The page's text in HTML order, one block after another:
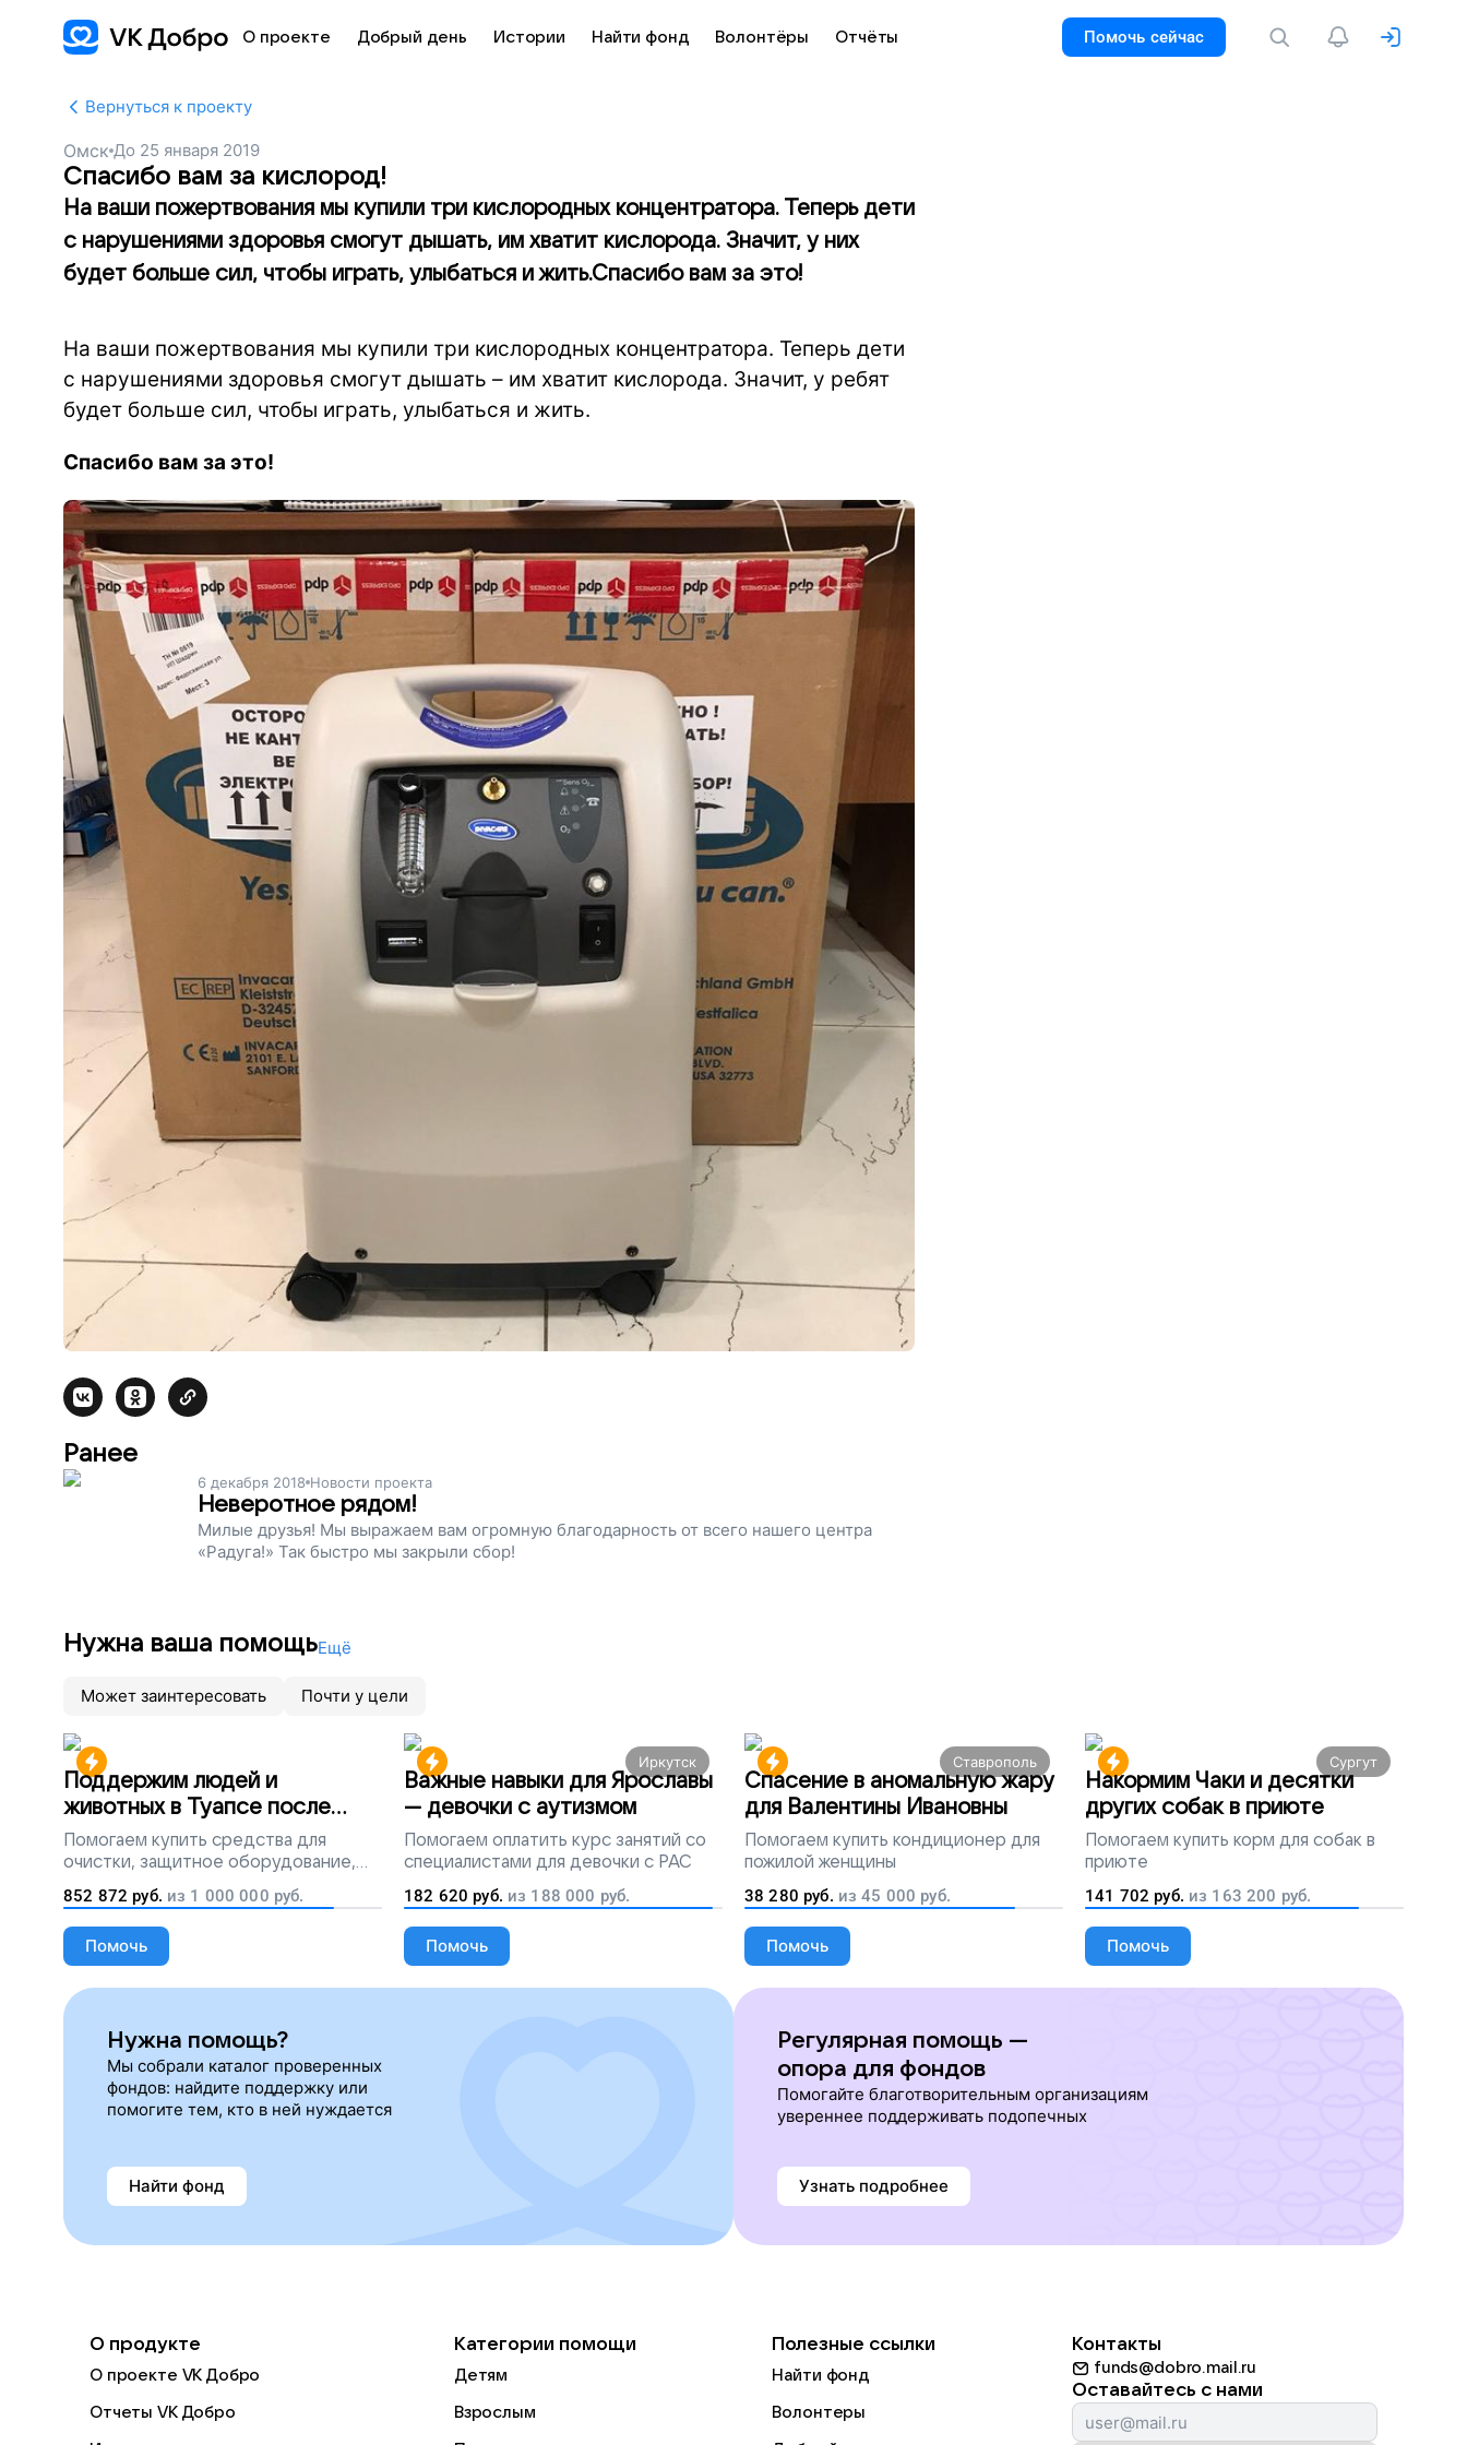
О проекте Добрый день Истории Найти фонд Волонтёры Отчёты Помочь сейчас
Вернуться к проекту
Омск До 25 января 2019
Спасибо вам за кислород!
На ваши пожертвования мы купили три кислородных концентратора. Теперь дети
с нарушениями здоровья смогут дышать, им хватит кислорода. Значит, у них
будет больше сил, чтобы играть, улыбаться и жить.Спасибо вам за это!
На ваши пожертвования мы купили три кислородных концентратора. Теперь дети
с нарушениями здоровья смогут дышать – им хватит кислорода. Значит, у ребят
будет больше сил, чтобы играть, улыбаться и жить.
Спасибо вам за это!
Ранее
6 декабря 2018 Новости проекта
Неверотное рядом!
Милые друзья! Мы выражаем вам огромную благодарность от всего нашего центра
«Радуга!» Так быстро мы закрыли сбор!
Нужна ваша помощьЕщё
Может заинтересовать Почти у цели
Поддержим людей и
животных в Туапсе после
разлива мазута
Помогаем купить средства для
очистки, защитное оборудование,
лекарства, корм и предметы первой
необходимости
852 872 руб. из 1 000 000 руб.
Помочь
Иркутск
Важные навыки для Ярославы
— девочки с аутизмом
Помогаем оплатить курс занятий со
специалистами для девочки с РАС
182 620 руб. из 188 000 руб.
Помочь
Ставрополь
Спасение в аномальную жару
для Валентины Ивановны
Помогаем купить кондиционер для
пожилой женщины
38 280 руб. из45 000 руб.
Помочь
Сургут
Накормим Чаки и десятки
других собак в приюте
Помогаем купить корм для собак в
приюте
141 702 руб. из 163 200 руб.
Помочь
Нужна помощь?
Мы собрали каталог проверенных
фондов: найдите поддержку или
помогите тем, кто в ней нуждается
Найти фонд
Регулярная помощь —
опора для фондов
Помогайте благотворительным организациям
увереннее поддерживать подопечных
Узнать подробнее
О продукте
О проекте VK Добро
Отчеты VK Добро
Категории помощи
Детям
Взрослым
Полезные ссылки
Найти фонд
Волонтеры
Контакты
funds@dobro.mail.ru
Оставайтесь с нами